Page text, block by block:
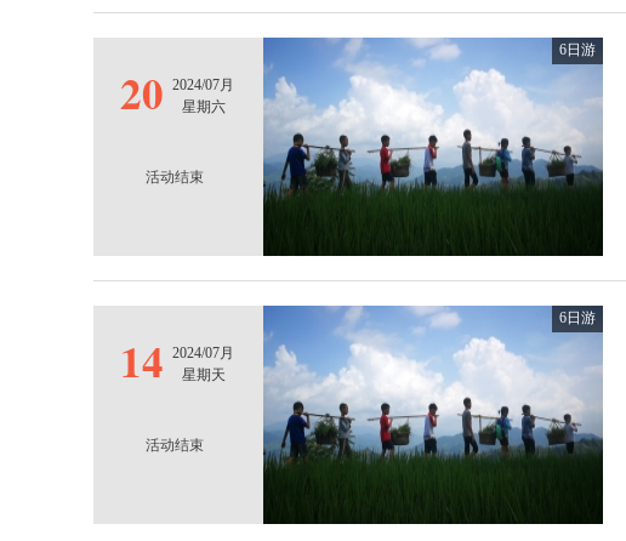
20 2024/07月
星期六
活动结束
6日游
14 2024/07月
星期天
活动结束
6日游